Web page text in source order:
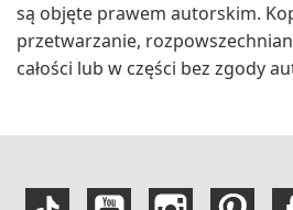
są objęte prawem autorskim.
przetwarzanie,
całości lub w części bez zgody